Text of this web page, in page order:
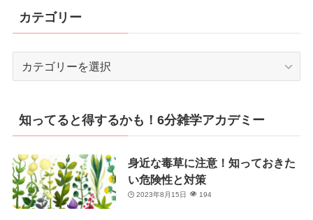
カテゴリー
リ
ー
知ってると得するかも！6分雑学アカデミー
身近な毒草に注意！知っておきた
い危険性と対策
2023年8月15日 194